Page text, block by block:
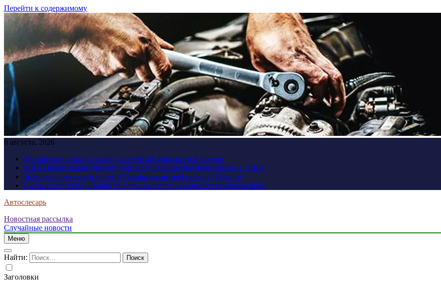
Перейти к содержимому
6 августа, 2026
Москвичам назвали самый солнечный день на этой неделе
МИД Ирана назвал препятствие для продолжения переговоров с США
Зеленский отказался считать Трампа гарантией мира на Украине
Ехать через греков: Какие европейские страны выдают россиянам визы
Автослесарь
Новостная рассылка
Случайные новости
Меню
Найти:
Заголовки